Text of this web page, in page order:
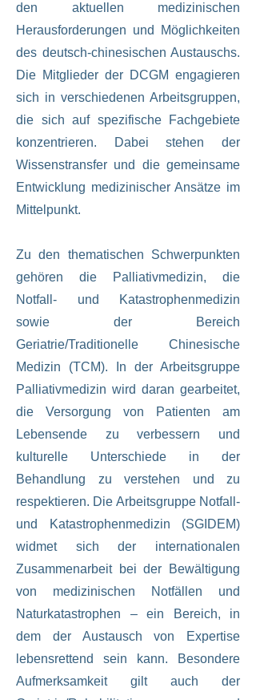
den aktuellen medizinischen
Herausforderungen und Möglichkeiten
des deutsch-chinesischen Austauschs.
Die Mitglieder der DCGM engagieren
sich in verschiedenen Arbeitsgruppen,
die sich auf spezifische Fachgebiete
konzentrieren. Dabei stehen der
Wissenstransfer und die gemeinsame
Entwicklung medizinischer Ansätze im
Mittelpunkt.
Zu den thematischen Schwerpunkten
gehören die Palliativmedizin, die
Notfall- und Katastrophenmedizin
sowie der Bereich
Geriatrie/Traditionelle Chinesische
Medizin (TCM). In der Arbeitsgruppe
Palliativmedizin wird daran gearbeitet,
die Versorgung von Patienten am
Lebensende zu verbessern und
kulturelle Unterschiede in der
Behandlung zu verstehen und zu
respektieren. Die Arbeitsgruppe Notfall-
und Katastrophenmedizin (SGIDEM)
widmet sich der internationalen
Zusammenarbeit bei der Bewältigung
von medizinischen Notfällen und
Naturkatastrophen – ein Bereich, in
dem der Austausch von Expertise
lebensrettend sein kann. Besondere
Aufmerksamkeit gilt auch der